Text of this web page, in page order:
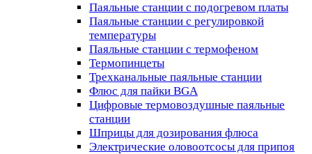
Паяльные станции с подогревом платы
Паяльные станции с регулировкой
температуры
Паяльные станции с термофеном
Термопинцеты
Трехканальные паяльные станции
Флюс для пайки BGA
Цифровые термовоздушные паяльные
станции
Шприцы для дозирования флюса
Электрические оловоотсосы для припоя